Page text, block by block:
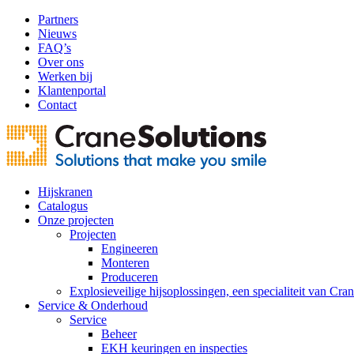
Partners
Nieuws
FAQ’s
Over ons
Werken bij
Klantenportal
Contact
Hijskranen
Catalogus
Onze projecten
Projecten
Engineeren
Monteren
Produceren
Explosieveilige hijsoplossingen, een specialiteit van
Service & Onderhoud
Service
Beheer
EKH keuringen en inspecties